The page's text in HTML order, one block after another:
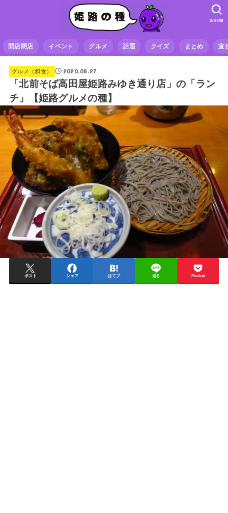
開店閉店 イベント グルメ 話題 クイズ まとめ 宣
SEARCH
グルメ（和食） 2020.08.27
「北前そば高田屋姫路みゆき通り店」の「ラン
チ」【姫路グルメの種】
ポスト シェア はてブ 送る Pocket